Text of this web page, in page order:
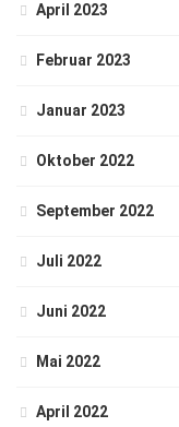
April 2023
Februar 2023
Januar 2023
Oktober 2022
September 2022
Juli 2022
Juni 2022
Mai 2022
April 2022